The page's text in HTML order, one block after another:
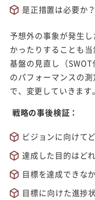
是正措置は必要か？
予想外の事象が発生
かったりすることも
基盤の見直し（
のパフォーマンスの
で、変更していきます。
戦略の事後検証：
ビジョンに向けて
達成した目的はど
目標を達成できな
目標に向けた進捗